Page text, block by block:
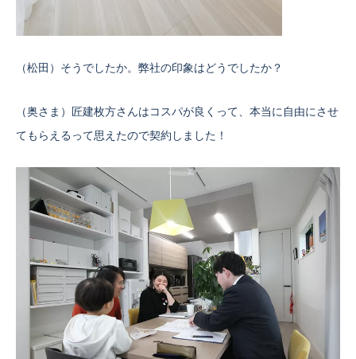
（松田）そうでしたか。弊社の印象はどうでしたか？
（奥さま）匠建枚方さんはコスパが良くって、本当に自由にさせ
てもらえるって思えたので契約しました！